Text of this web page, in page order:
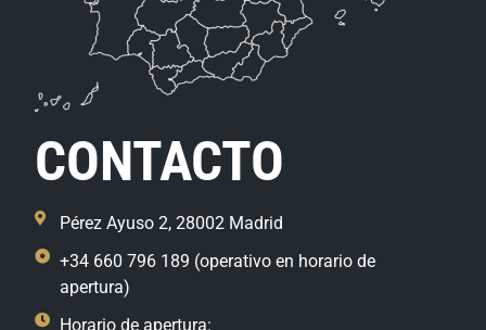
CONTACTO
Pérez Ayuso 2, 28002 Madrid
+34 660 796 189 (operativo en horario de
apertura)
Horario de apertura: